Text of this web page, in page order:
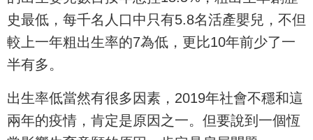
史最低，每千名人口中只有5.8名活產嬰兒，不但
較上一年粗出生率的7為低，更比10年前少了一
半有多。
出生率低當然有很多因素，2019年社會不穩和這
兩年的疫情，肯定是原因之一。但要說到一個恆